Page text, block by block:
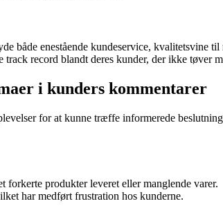
både enestående kundeservice, kvalitetsvine
record blandt deres kunder, der ikke tøver
i kunders kommentarer
for at kunne træffe informerede
forkerte produkter leveret eller manglende varer.
har medført frustration hos kunderne.